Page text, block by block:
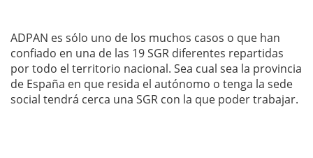
ADPAN es sólo uno de los muchos casos o que han
confiado en una de las 19 SGR diferentes repartidas
por todo el territorio nacional. Sea cual sea la provincia
de España en que resida el autónomo o tenga la sede
social tendrá cerca una SGR con la que poder trabajar.